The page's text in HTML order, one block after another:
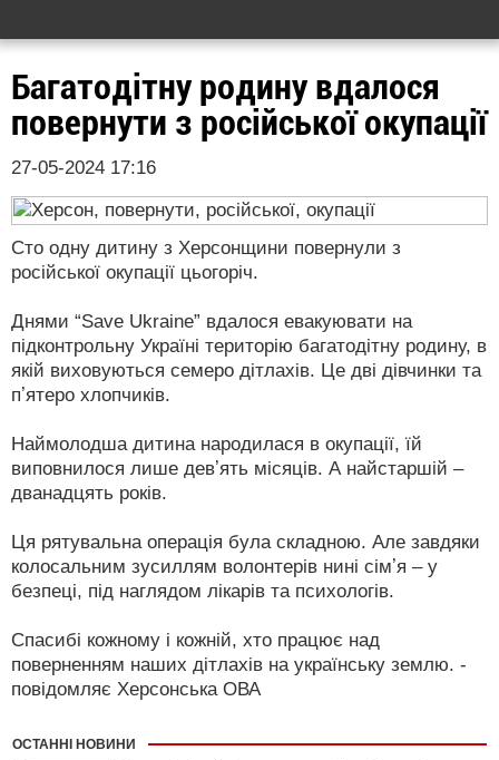
Багатодітну родину вдалося
повернути з російської окупації
27-05-2024 17:16
Сто одну дитину з Херсонщини повернули з
російської окупації цьогоріч.
Днями “Save Ukraine” вдалося евакуювати на
підконтрольну Україні територію багатодітну родину, в
якій виховуються семеро дітлахів. Це дві дівчинки та
пʼятеро хлопчиків.
Наймолодша дитина народилася в окупації, їй
виповнилося лише девʼять місяців. А найстаршій –
дванадцять років.
Ця рятувальна операція була складною. Але завдяки
колосальним зусиллям волонтерів нині сімʼя – у
безпеці, під наглядом лікарів та психологів.
Спасибі кожному і кожній, хто працює над
поверненням наших дітлахів на українську землю. -
повідомляє Херсонська ОВА
ОСТАННІ НОВИНИ